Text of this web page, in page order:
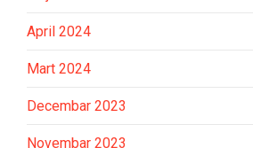
April 2024
Mart 2024
Decembar 2023
Novembar 2023